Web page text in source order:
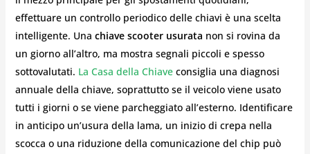
effettuare un controllo periodico delle chiavi è una scelta
intelligente. Una chiave scooter usurata non si rovina da
un giorno all’altro, ma mostra segnali piccoli e spesso
sottovalutati. La Casa della Chiaveconsiglia una diagnosi
annuale della chiave, soprattutto se il veicolo viene usato
tutti i giorni o se viene parcheggiato all’esterno. Identificare
in anticipo un’usura della lama, un inizio di crepa nella
scocca o una riduzione della comunicazione del chip può